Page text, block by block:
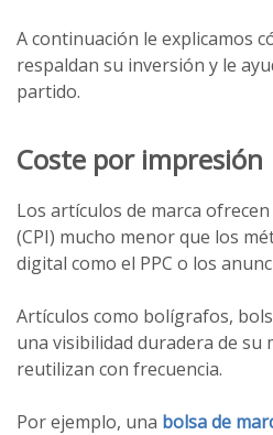
A continuación le explicamos
respaldan su inversión y le
partido.
Coste por impresión
Los artículos de marca
(CPI) mucho menor que los
digital como el PPC o los
Artículos como bolígrafos,
una visibilidad duradera de su
reutilizan con frecuencia.
Por ejemplo, una bolsa de